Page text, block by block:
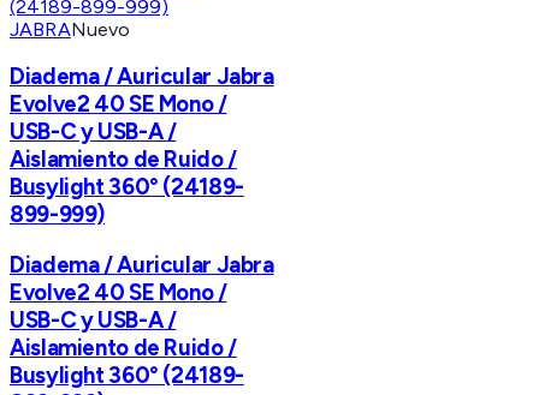
JABRANuevo
Diadema / Auricular Jabra
Evolve2 40 SE Mono /
USB-C y USB-A /
Aislamiento de Ruido /
Busylight 360° (24189-
899-999)
Diadema / Auricular Jabra
Evolve2 40 SE Mono /
USB-C y USB-A /
Aislamiento de Ruido /
Busylight 360° (24189-